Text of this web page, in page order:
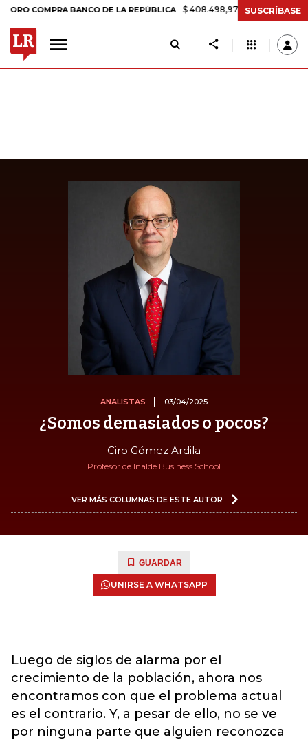
BANCO DE LA REPÚBLICA $ 408.498,97 +$ 8.753,81 +2,19%
SUSCRÍBASE
ANALISTAS 03/04/2025
¿Somos demasiados o pocos?
Ciro Gómez Ardila
Profesor de Inalde Business School
VER MÁS COLUMNAS DE ESTE AUTOR
GUARDAR
UNIRSE A WHATSAPP
Luego de siglos de alarma por el
crecimiento de la población, ahora nos
encontramos con que el problema actual
es el contrario. Y, a pesar de ello, no se ve
por ninguna parte que alguien reconozca